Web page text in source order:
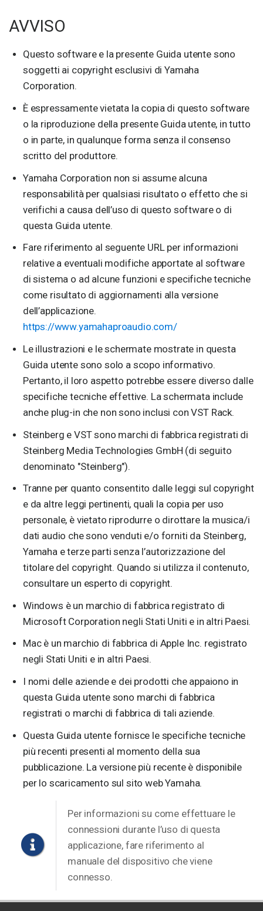
AVVISO
Questo software e la presente Guida utente sono
soggetti ai copyright esclusivi di Yamaha
Corporation.
È espressamente vietata la copia di questo software
o la riproduzione della presente Guida utente, in tutto
o in parte, in qualunque forma senza il consenso
scritto del produttore.
Yamaha Corporation non si assume alcuna
responsabilità per qualsiasi risultato o effetto che si
verifichi a causa dell’uso di questo software o di
questa Guida utente.
Fare riferimento al seguente URL per informazioni
relative a eventuali modifiche apportate al software
di sistema o ad alcune funzioni e specifiche tecniche
come risultato di aggiornamenti alla versione
dell’applicazione.
https://www.yamahaproaudio.com/
Le illustrazioni e le schermate mostrate in questa
Guida utente sono solo a scopo informativo.
Pertanto, il loro aspetto potrebbe essere diverso dalle
specifiche tecniche effettive. La schermata include
anche plug-in che non sono inclusi con VST Rack.
Steinberg e VST sono marchi di fabbrica registrati di
Steinberg Media Technologies GmbH (di seguito
denominato "Steinberg").
Tranne per quanto consentito dalle leggi sul copyright
e da altre leggi pertinenti, quali la copia per uso
personale, è vietato riprodurre o dirottare la musica/i
dati audio che sono venduti e/o forniti da Steinberg,
Yamaha e terze parti senza l’autorizzazione del
titolare del copyright. Quando si utilizza il contenuto,
consultare un esperto di copyright.
Windows è un marchio di fabbrica registrato di
Microsoft Corporation negli Stati Uniti e in altri Paesi.
Mac è un marchio di fabbrica di Apple Inc. registrato
negli Stati Uniti e in altri Paesi.
I nomi delle aziende e dei prodotti che appaiono in
questa Guida utente sono marchi di fabbrica
registrati o marchi di fabbrica di tali aziende.
Questa Guida utente fornisce le specifiche tecniche
più recenti presenti al momento della sua
pubblicazione. La versione più recente è disponibile
per lo scaricamento sul sito web Yamaha.
Per informazioni su come effettuare le
connessioni durante l’uso di questa
applicazione, fare riferimento al
manuale del dispositivo che viene
connesso.